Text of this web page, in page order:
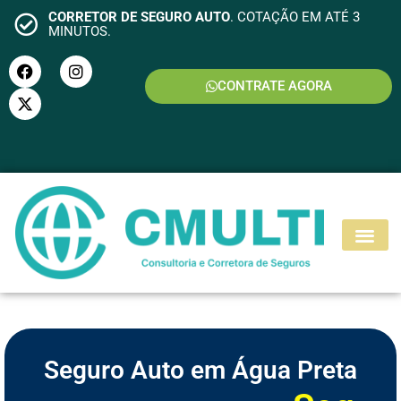
CORRETOR DE SEGURO AUTO. COTAÇÃO EM ATÉ 3
MINUTOS.
CONTRATE AGORA
SEGURO MOTO
Seguro Auto em Água Preta